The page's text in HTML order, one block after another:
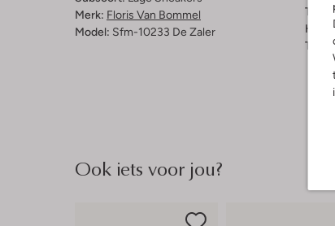
Merk: Floris Van Bommel
Model: Sfm-10233 De Zaler
Type
Type
Ook iets voor jou?